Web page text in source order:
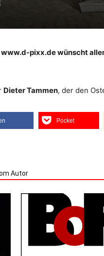
pixx.de wünscht
Dieter Tammen, der den
Pocket
Autor